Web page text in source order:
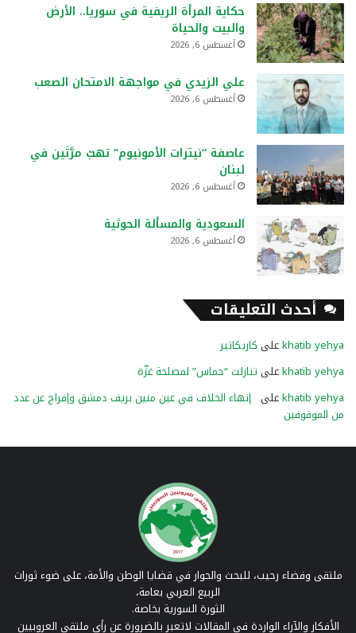
حكاية المرأة الريفية في سوريا.. الأرض
والبيت والحياة
أغسطس 6, 2026
علي الزيدي في مواجهة الامتحان الصعب
أغسطس 6, 2026
عاصفة “نيترات الأمونيوم” تهبّ مرَّتَين في
لبنان
أغسطس 6, 2026
السعودية والمسألة الحوثية
أغسطس 6, 2026
أحدث التعليقات
khatib yehyaعلى كاريكاتير
khatib yehyaعلى تنازلت “حماس” لمصلحة غزّة
khatib yehyaعلى إنهاء الخلاف في عين منين بريف دمشق وإفراج عن عدد
من الموقوفين
ملتقى وفضاء رحيب، للبحث والحوار في قضايا الوطن والأمة، على ضوء ثورات
الربيع العربي بعامة،
الثورة السورية بخاصة.
الأفكار والآراء الواردة في المقالات لاتعبر بالضرورة عن رأي ملتقى العروبيين